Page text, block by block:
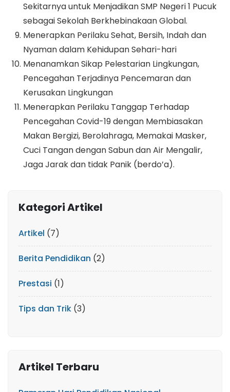
Sekitarnya untuk Menjadikan SMP Negeri 1 Pucuk
sebagai Sekolah Berkhebinakaan Global.
Menerapkan Perilaku Sehat, Bersih, Indah dan
Nyaman dalam Kehidupan Sehari-hari
Menanamkan Sikap Pelestarian Lingkungan,
Pencegahan Terjadinya Pencemaran dan
Kerusakan Lingkungan
Menerapkan Perilaku Tanggap Terhadap
Pencegahan Covid-19 dengan Membiasakan
Makan Bergizi, Berolahraga, Memakai Masker,
Cuci Tangan dengan Sabun dan Air Mengalir,
Jaga Jarak dan tidak Panik (berdo’a).
Kategori Artikel
Artikel (7)
Berita Pendidikan (2)
Prestasi (1)
Tips dan Trik (3)
Artikel Terbaru